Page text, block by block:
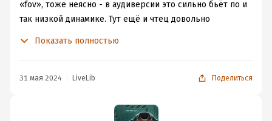
«fov», тоже неясно - в аудиверсии это сильно бьёт по и
так низкой динамике. Тут ещё и чтец довольно
Показать полностью
31 мая 2024 LiveLib Поделиться